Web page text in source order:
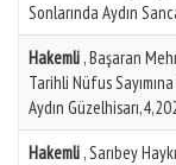
Sonlarında Aydın
Hakemli , Başaran
Tarihli Nüfus
Aydın
Hakemli , Sarıbey